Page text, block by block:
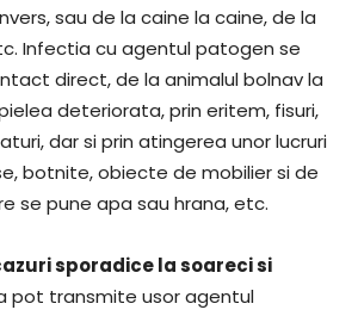
sau de la caine la caine, de la
Infectia cu agentul patogen se
direct, de la animalul bolnav la
deteriorata, prin eritem, fisuri,
dar si prin atingerea unor lucruri
botnite, obiecte de mobilier si de
se pune apa sau hrana, etc.
sporadice la soareci si
pot transmite usor agentul